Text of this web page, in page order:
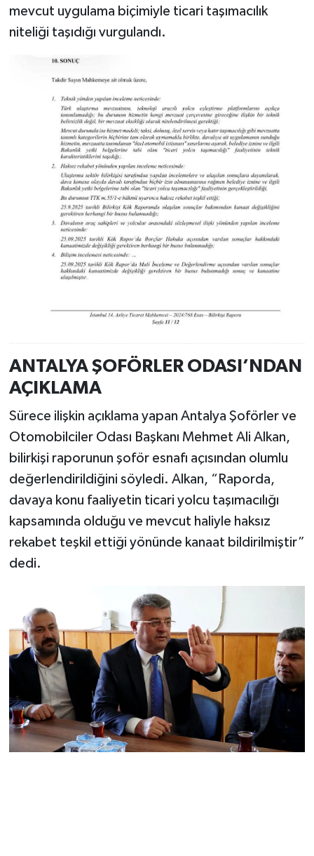
mevcut uygulama biçimiyle ticari taşımacılık
niteliği taşıdığı vurgulandı.
ANTALYA ŞOFÖRLER ODASI’NDAN
AÇIKLAMA
Sürece ilişkin açıklama yapan Antalya Şoförler ve
Otomobilciler Odası Başkanı Mehmet Ali Alkan,
bilirkişi raporunun şoför esnafı açısından olumlu
değerlendirildiğini söyledi. Alkan, “Raporda,
davaya konu faaliyetin ticari yolcu taşımacılığı
kapsamında olduğu ve mevcut haliyle haksız
rekabet teşkil ettiği yönünde kanaat bildirilmiştir”
dedi.